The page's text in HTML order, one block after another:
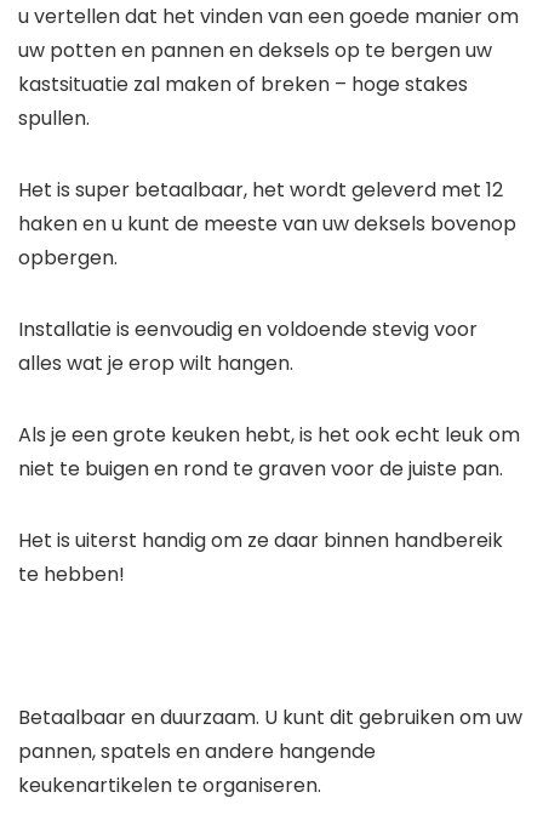
u vertellen dat het vinden van een goede manier om
uw potten en pannen en deksels op te bergen uw
kastsituatie zal maken of breken – hoge stakes
spullen.
Het is super betaalbaar, het wordt geleverd met 12
haken en u kunt de meeste van uw deksels bovenop
opbergen.
Installatie is eenvoudig en voldoende stevig voor
alles wat je erop wilt hangen.
Als je een grote keuken hebt, is het ook echt leuk om
niet te buigen en rond te graven voor de juiste pan.
Het is uiterst handig om ze daar binnen handbereik
te hebben!
Betaalbaar en duurzaam. U kunt dit gebruiken om uw
pannen, spatels en andere hangende
keukenartikelen te organiseren.